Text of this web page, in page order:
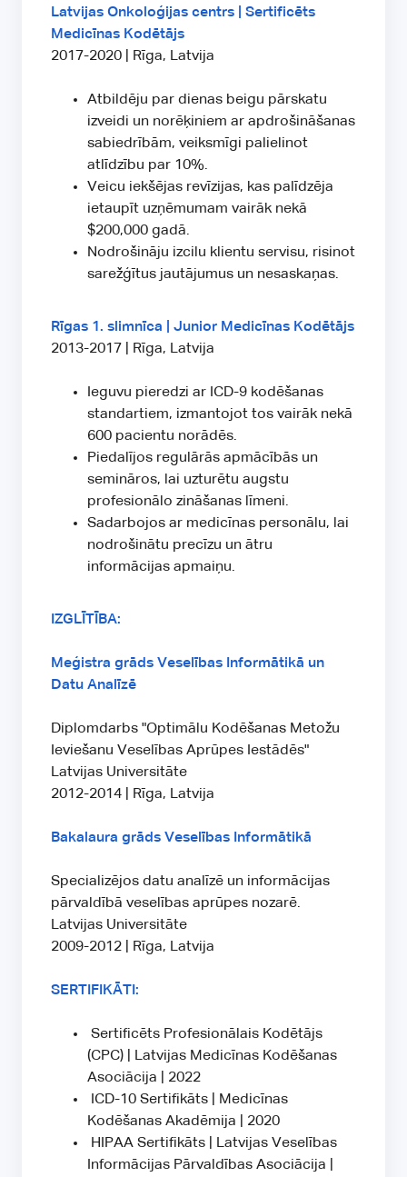
Latvijas Onkoloģijas centrs | Sertificēts
Medicīnas Kodētājs
2017-2020 | Rīga, Latvija
Atbildēju par dienas beigu pārskatu
izveidi un norēķiniem ar apdrošināšanas
sabiedrībām, veiksmīgi palielinot
atlīdzību par 10%.
Veicu iekšējas revīzijas, kas palīdzēja
ietaupīt uzņēmumam vairāk nekā
$200,000 gadā.
Nodrošināju izcilu klientu servisu, risinot
sarežģītus jautājumus un nesaskaņas.
Rīgas 1. slimnīca | Junior Medicīnas Kodētājs
2013-2017 | Rīga, Latvija
Ieguvu pieredzi ar ICD-9 kodēšanas
standartiem, izmantojot tos vairāk nekā
600 pacientu norādēs.
Piedalījos regulārās apmācībās un
semināros, lai uzturētu augstu
profesionālo zināšanas līmeni.
Sadarbojos ar medicīnas personālu, lai
nodrošinātu precīzu un ātru
informācijas apmaiņu.
IZGLĪTĪBA:
Meģistra grāds Veselības Informātikā un
Datu Analīzē
Diplomdarbs "Optimālu Kodēšanas Metožu
Ieviešanu Veselības Aprūpes Iestādēs"
Latvijas Universitāte
2012-2014 | Rīga, Latvija
Bakalaura grāds Veselības Informātikā
Specializējos datu analīzē un informācijas
pārvaldībā veselības aprūpes nozarē.
Latvijas Universitāte
2009-2012 | Rīga, Latvija
SERTIFIKĀTI:
Sertificēts Profesionālais Kodētājs
(CPC) | Latvijas Medicīnas Kodēšanas
Asociācija | 2022
ICD-10 Sertifikāts | Medicīnas
Kodēšanas Akadēmija | 2020
HIPAA Sertifikāts | Latvijas Veselības
Informācijas Pārvaldības Asociācija |